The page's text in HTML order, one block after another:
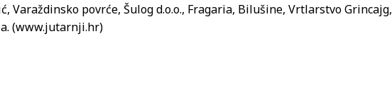
Varaždinsko povrće, Šulog d.o.o., Fragaria, Bilušine, Vrtlarstvo Grincajg,
(www.jutarnji.hr)